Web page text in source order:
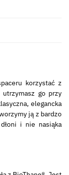
korzystać z
go przy
elegancka
ją z bardzo
i nie nasiąka